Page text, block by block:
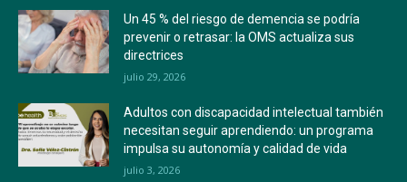
Un 45 % del riesgo de demencia se podría
prevenir o retrasar: la OMS actualiza sus
directrices
julio 29, 2026
Adultos con discapacidad intelectual también
necesitan seguir aprendiendo: un programa
impulsa su autonomía y calidad de vida
julio 3, 2026